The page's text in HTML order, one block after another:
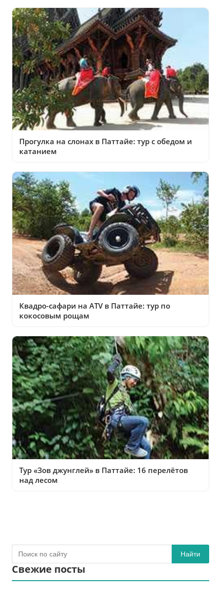
Прогулка на слонах в Паттайе: тур с обедом и
катанием
Квадро-сафари на ATV в Паттайе: тур по
кокосовым рощам
Тур «Зов джунглей» в Паттайе: 16 перелётов
над лесом
Найти
Свежие посты